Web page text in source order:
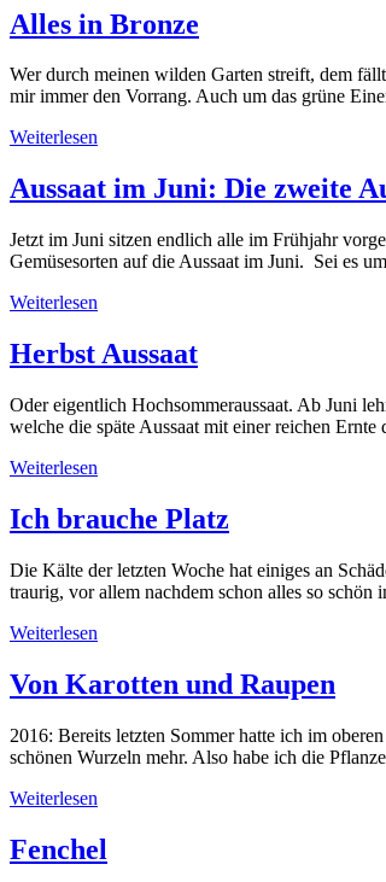
Alles in Bronze
Wer durch meinen wilden Garten streift, dem
mir immer den Vorrang. Auch um das grüne
Weiterlesen
Aussaat im Juni: Die zweite
Jetzt im Juni sitzen endlich alle im Frühjahr
Gemüsesorten auf die Aussaat im Juni. Sei es
Weiterlesen
Herbst Aussaat
Oder eigentlich Hochsommeraussaat. Ab Juni
welche die späte Aussaat mit einer reichen
Weiterlesen
Ich brauche Platz
Die Kälte der letzten Woche hat einiges an
traurig, vor allem nachdem schon alles so
Weiterlesen
Von Karotten und Raupen
2016: Bereits letzten Sommer hatte ich im
schönen Wurzeln mehr. Also habe ich die
Weiterlesen
Fenchel